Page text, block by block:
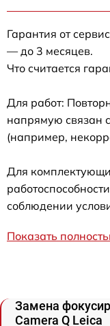
Гарантия от
— до 3 месяцев.
Что считается
Для работ:
напрямую связан
(например,
Для
соблюдении
Показать
Замена
Camera Q Leica